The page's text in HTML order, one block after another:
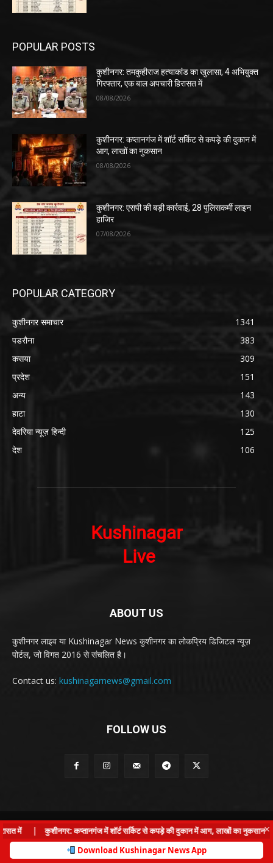
POPULAR POSTS
कुशीनगर: तमकुहीराज हत्याकांड का खुलासा, 4 अभियुक्त
गिरफ्तार, एक बाल अपचारी हिरासत में
08/08/2026
कुशीनगर: कप्तानगंज में शॉर्ट सर्किट से कपड़े की दुकान में
आग, लाखों का नुकसान
08/08/2026
कुशीनगर: एसपी की बड़ी कार्रवाई, 28 पुलिसकर्मी लाइन
हाजिर
07/08/2026
POPULAR CATEGORY
कुशीनगर समाचार
1341
पडरौना
383
कसया
309
प्रदेश
151
अन्य
143
हाटा
130
देवरिया न्यूज़ हिन्दी
125
देश
106
ABOUT US
कुशीनगर लाइव या Kushinagar News कुशीनगर का लोकप्रिय डिजिटल न्यूज़
पोर्टल, जो विगत 2016 से संचलित है।
Contact us: kushinagarnews@gmail.com
FOLLOW US
© Kushinagar Live - 2022
Home About us Privacy Policy Contact us
×
में कुशीनगर: कप्तानगंज में शॉर्ट सर्किट से कपड़े की दुकान में आग, लाखों का नुकसान
|
Download Kushinagar News App